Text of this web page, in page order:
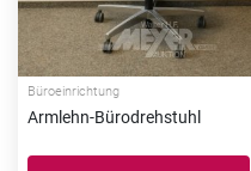
Büroeinrichtung
Armlehn-Bürodrehstuhl